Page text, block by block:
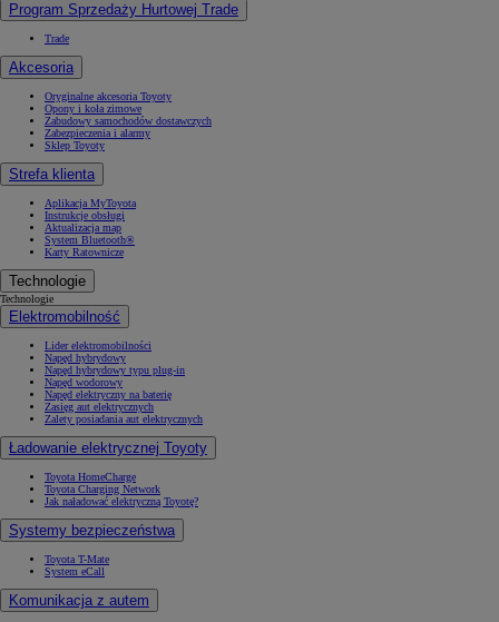
Program Sprzedaży Hurtowej Trade
Trade
Akcesoria
Oryginalne akcesoria Toyoty
Opony i koła zimowe
Zabudowy samochodów dostawczych
Zabezpieczenia i alarmy
Sklep Toyoty
Strefa klienta
Aplikacja MyToyota
Instrukcje obsługi
Aktualizacja map
System Bluetooth®
Karty Ratownicze
Technologie
Technologie
Elektromobilność
Lider elektromobilności
Napęd hybrydowy
Napęd hybrydowy typu plug-in
Napęd wodorowy
Napęd elektryczny na baterię
Zasięg aut elektrycznych
Zalety posiadania aut elektrycznych
Ładowanie elektrycznej Toyoty
Toyota HomeCharge
Toyota Charging Network
Jak naładować elektryczną Toyotę?
Systemy bezpieczeństwa
Toyota T-Mate
System eCall
Komunikacja z autem